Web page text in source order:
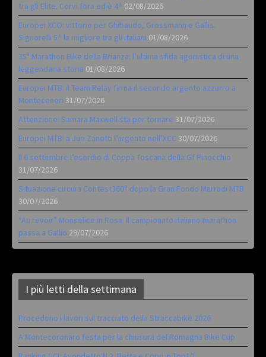
tra gli Elite. Corvi fora ed è 4^ 02/08/2026
Europei XCO: vittorie per Ghibaudo, Grossmann e Gallis.
Signorelli 5^ la migliore tra gli italiani 01/08/2026
35ª Marathon Bike della Brianza: l’ultima sfida agonistica di una
leggendaria storia 01/08/2026
Europei MTB: il Team Relay firma il secondo argento azzurro a
Monteceneri 31/07/2026
Attenzione: Samara Maxwell sta per tornare 31/07/2026
Europei MTB: a Juri Zanotti l’argento nell’XCC 30/07/2026
Il 6 settembre l’esordio di Coppa Toscana della Gf Pinocchio
31/07/2026
Situazione circuiti Contest360° dopo la Gran Fondo Marradi MTB
30/07/2026
“Au revoir” Monselice in Rosa. Il campionato italiano marathon
passa a Gallio 29/07/2026
I più letti della settimana
Procedono i lavori sul tracciato della Straccabike 2026
A Montecoronaro festa per la chiusura del Romagna Bike Cup